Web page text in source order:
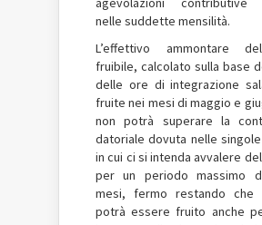
nelle suddette mensilità.
L’effettivo ammontare
fruibile, calcolato sulla base
delle ore di integrazione
fruite nei mesi di maggio e
non potrà superare la
datoriale dovuta nelle
in cui ci si intenda avvalere
per un periodo massimo
mesi, fermo restando che
potrà essere fruito anche